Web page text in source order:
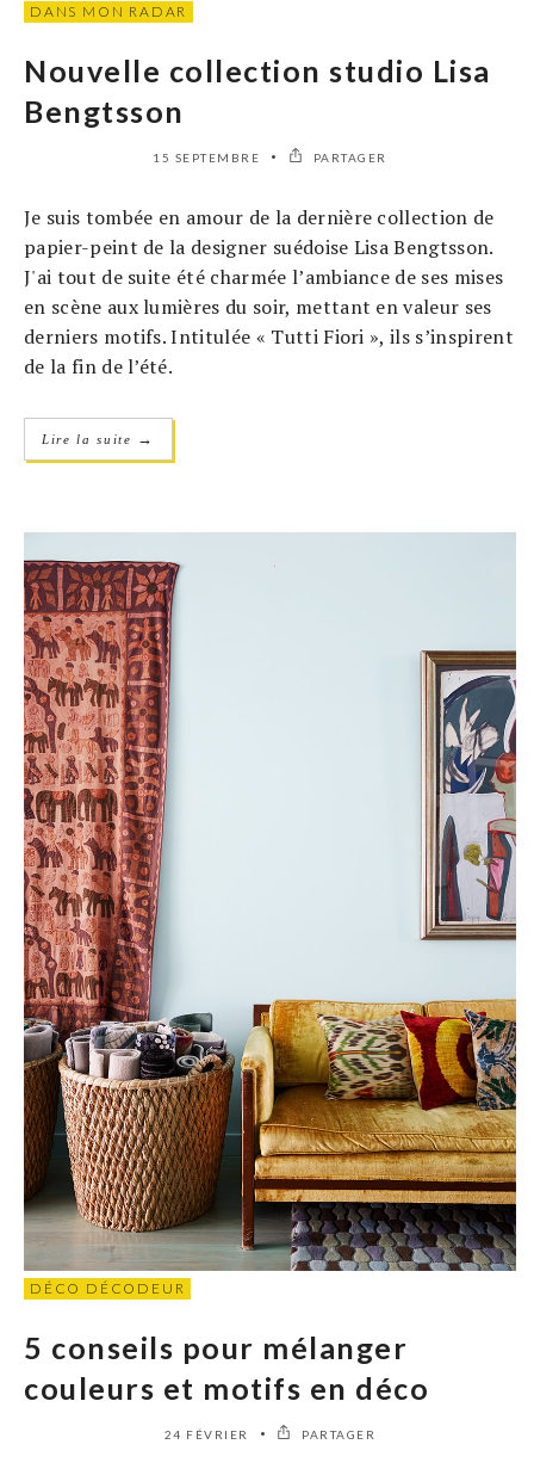
DANS MON RADAR
Nouvelle collection studio Lisa
Bengtsson
15 SEPTEMBRE PARTAGER
Je suis tombée en amour de la dernière collection de
papier-peint de la designer suédoise Lisa Bengtsson.
J'ai tout de suite été charmée l’ambiance de ses mises
en scène aux lumières du soir, mettant en valeur ses
derniers motifs. Intitulée « Tutti Fiori », ils s’inspirent
de la fin de l’été.
Lire la suite →
DÉCO DÉCODEUR
5 conseils pour mélanger
couleurs et motifs en déco
24 FÉVRIER PARTAGER